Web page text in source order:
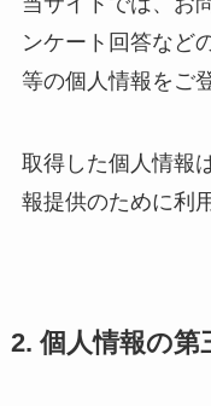
ンケート回答など
等の個人情報をご
取得した個人情報
報提供のために利
2. 個人情報の第